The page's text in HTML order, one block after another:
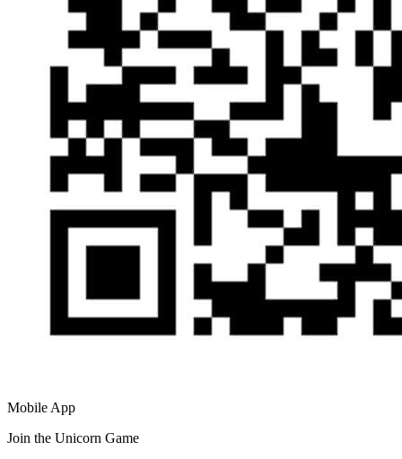
Mobile App
Join the Unicorn Game